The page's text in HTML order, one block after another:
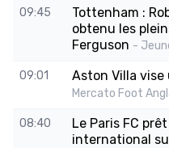
09:45
Tottenham :
obtenu les
Ferguson -
09:01 Aston Villa
Mercato Foot
08:40
Le Paris FC
international